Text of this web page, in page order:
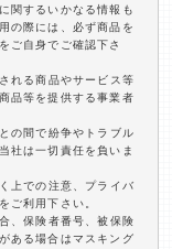
関するいかなる情報も
の際には、必ず商品を
ご自身でご確認下さ
れる商品やサービス等
品等を提供する事業者
の間で紛争やトラブル
社は一切責任を負いま
上での注意、プライバ
ご利用下さい。
、保険者番号、被保険
ある場合はマスキング